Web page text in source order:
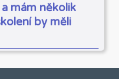
mám několik
by měli